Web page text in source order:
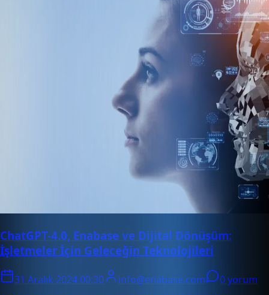
ChatGPT-4.0, Enabase ve Dijital Dönüşüm:
İşletmeler İçin Geleceğin Teknolojileri
31 Aralık 2024 00:30 info@enabase.com
0 yorum